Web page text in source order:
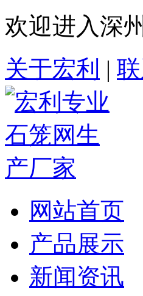
欢迎进入深
关于宏利 |
网站首页
产品展示
新闻资讯